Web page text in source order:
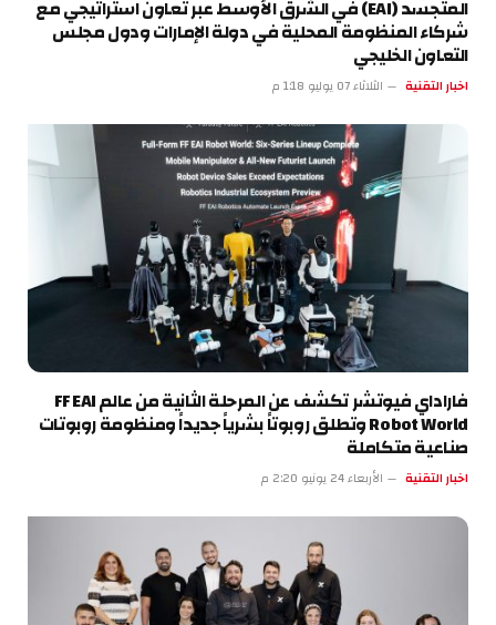
المتجسد (EAI) في الشرق الأوسط عبر تعاون استراتيجي مع
شركاء المنظومة المحلية في دولة الإمارات ودول مجلس
التعاون الخليجي
اخبار التقنية الثلاثاء 07 يوليو 1:18 م
فاراداي فيوتشر تكشف عن المرحلة الثانية من عالم FF EAI
Robot World وتطلق روبوتاً بشرياً جديداً ومنظومة روبوتات
صناعية متكاملة
اخبار التقنية الأربعاء 24 يونيو 2:20 م